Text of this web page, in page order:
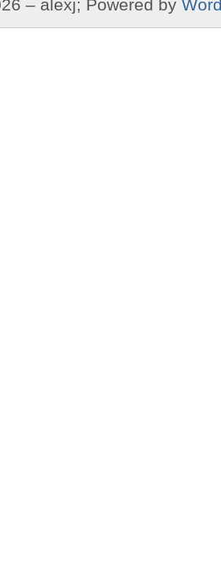
– alexj; Powered by